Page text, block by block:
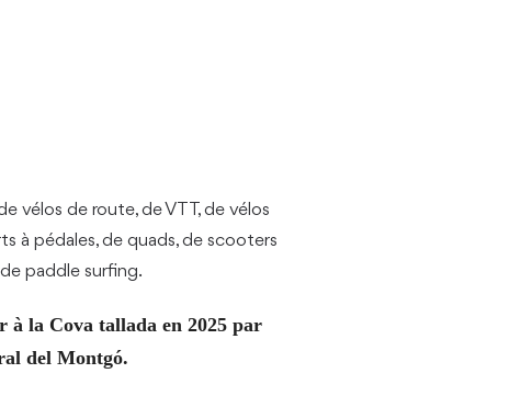
vélos de route, de VTT, de vélos
à pédales, de quads, de scooters
paddle surfing.
à la Cova tallada en 2025 par
del Montgó.